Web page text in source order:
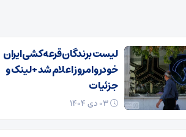
لیست برندگان قرعه کشی ایران
خودرو امروز اعلام شد + لینک و
جزئیات
۰۳ دی ۱۴۰۴